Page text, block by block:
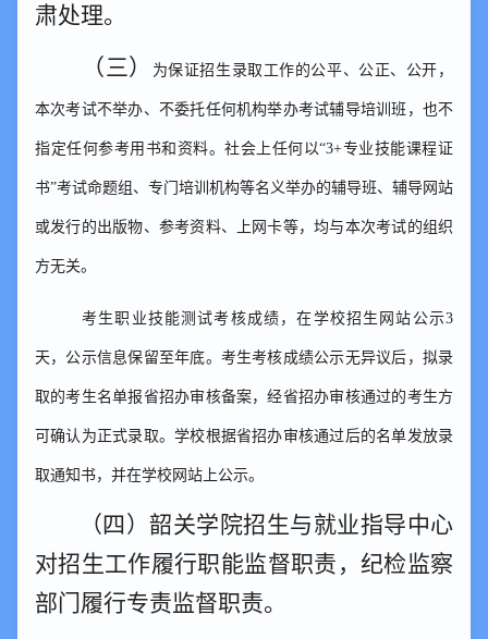
肃处理。
（三）
为保证招生录取工作的公平、公正、公开，
本次考试不举办、不委托任何机构举办考试辅导培训班，也不
指定任何参考用书和资料。社会上任何以“3+专业技能课程证
书”考试命题组、专门培训机构等名义举办的辅导班、辅导网站
或发行的出版物、参考资料、上网卡等，均与本次考试的组织
方无关。
考生职业技能测试考核成绩，在学校招生网站公示3
天，公示信息保留至年底。考生考核成绩公示无异议后，拟录
取的考生名单报省招办审核备案，经省招办审核通过的考生方
可确认为正式录取。学校根据省招办审核通过后的名单发放录
取通知书，并在学校网站上公示。
（四）韶关学院招生与就业指导中心
对招生工作履行职能监督职责，纪检监察
部门履行专责监督职责。